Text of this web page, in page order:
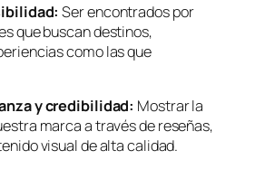
Ser encontrados por
que buscan destinos,
como las que
y credibilidad: Mostrar la
marca a través de reseñas,
visual de alta calidad.